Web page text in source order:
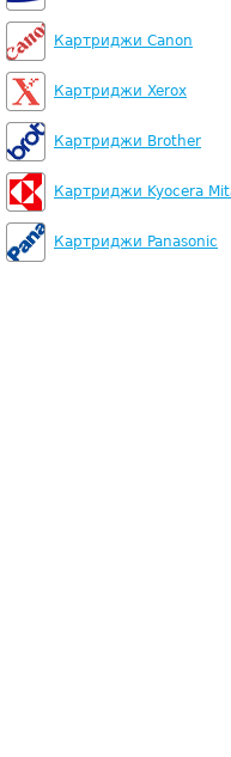
Картриджи Canon
Картриджи Xerox
Картриджи Brother
Картриджи Kyocera
Картриджи Panasonic